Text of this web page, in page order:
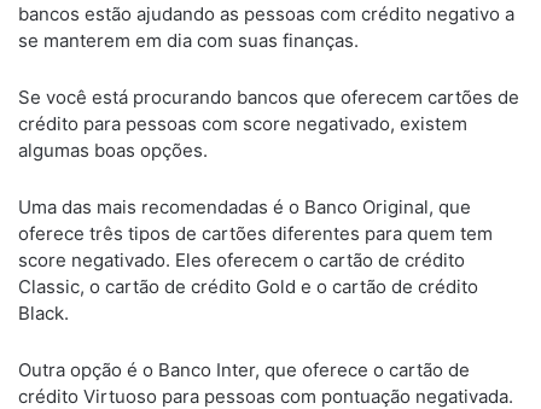
bancos estão ajudando as pessoas com crédito negativo a
se manterem em dia com suas finanças.
Se você está procurando bancos que oferecem cartões de
crédito para pessoas com score negativado, existem
algumas boas opções.
Uma das mais recomendadas é o Banco Original, que
oferece três tipos de cartões diferentes para quem tem
score negativado. Eles oferecem o cartão de crédito
Classic, o cartão de crédito Gold e o cartão de crédito
Black.
Outra opção é o Banco Inter, que oferece o cartão de
crédito Virtuoso para pessoas com pontuação negativada.